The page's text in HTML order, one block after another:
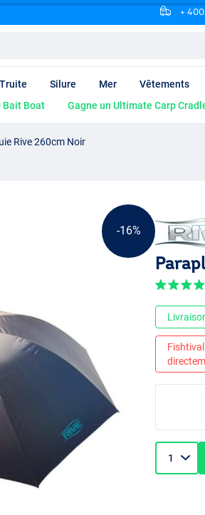
+
Truite Silure Mer Vêtements
Bait Boat Gagne un Ultimate Carp
Rive 260cm Noir
-16%